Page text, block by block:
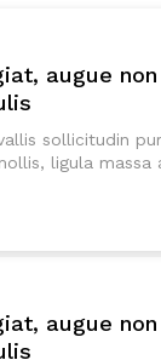
augue
sollicitudin
ligula massa
augue